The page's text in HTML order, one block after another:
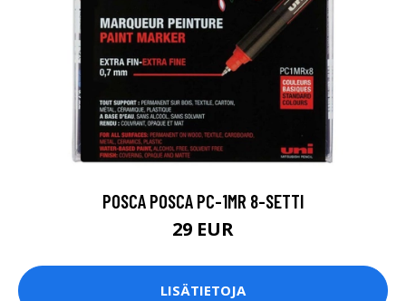
POSCA POSCA PC-1MR 8-SETTI
29 EUR
LISÄTIETOJA